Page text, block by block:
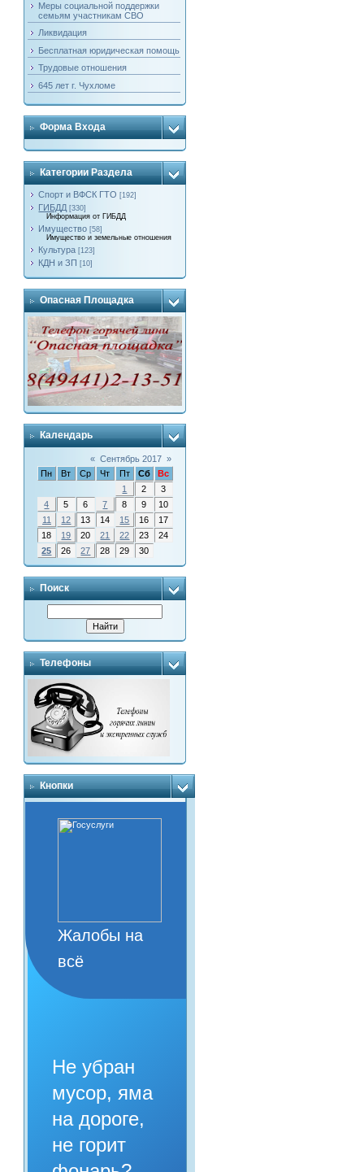
Меры социальной поддержки
семьям участникам СВО
Ликвидация
Бесплатная юридическая помощь
Трудовые отношения
645 лет г. Чухломе
Форма Входа
Категории Раздела
Спорт и ВФСК ГТО [192]
ГИБДД [330]
Информация от ГИБДД
Имущество [58]
Имущество и земельные отношения
Культура [123]
КДН и ЗП [10]
Опасная Площадка
Календарь
« Сентябрь 2017 »
Пн
Вт Ср Чт Пт Сб
Вс
1
2
3
4
5 6 7 8 9
10
11
12 13 14 15 16
17
18
19 20 21 22 23
24
25
26 27 28 29 30
Поиск
Телефоны
Кнопки
Жалобы на
всё
Не убран
мусор, яма
на дороге,
не горит